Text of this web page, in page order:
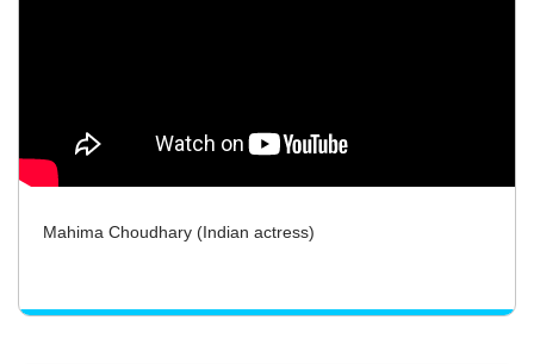
Mahima Choudhary (Indian actress)